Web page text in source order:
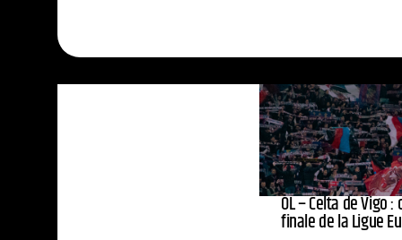
OL – Celta de Vigo
finale de la Ligue